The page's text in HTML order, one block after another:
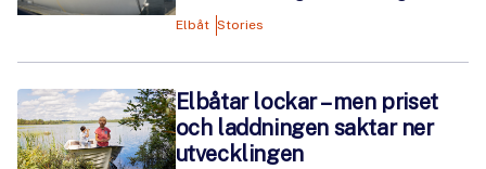
Elbåt Stories
Elbåtar lockar – men priset
och laddningen saktar ner
utvecklingen